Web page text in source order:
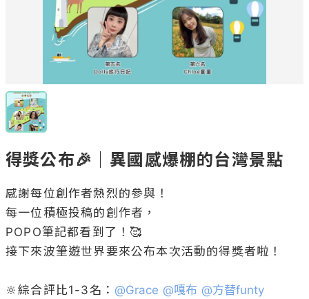
得獎公布🎉｜異國感爆棚的台灣景點
感謝每位創作者熱烈的參與！
每一位積極投稿的創作者，
POPO筆記都看到了！🥰
接下來波筆遊世界要來公布本次活動的得獎者啦！
🔆綜合評比1-3名： @Grace @嘎布 @方替funty